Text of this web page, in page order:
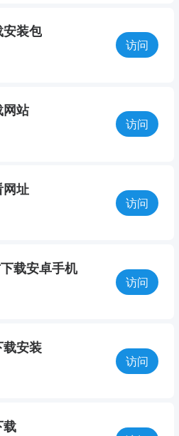
安装包
访问
网站
访问
网址
访问
载安卓手机
访问
载安装
访问
载